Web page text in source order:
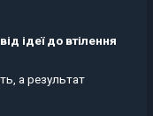
ідеї до втілення
а результат